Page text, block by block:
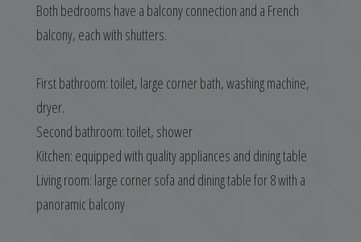
Both bedrooms have a balcony connection and a French
balcony, each with shutters.
First bathroom: toilet, large corner bath, washing machine,
dryer.
Second bathroom: toilet, shower
Kitchen: equipped with quality appliances and dining table
Living room: large corner sofa and dining table for 8 with a
panoramic balcony